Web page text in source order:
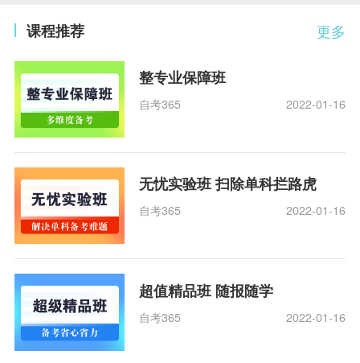
更多
课程推荐
整专业保障班
自考365 2022-01-16
无忧实验班 扫除单科拦路虎
自考365 2022-01-16
超值精品班 随报随学
自考365 2022-01-16